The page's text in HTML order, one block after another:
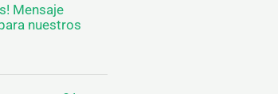
Mensaje
nuestros